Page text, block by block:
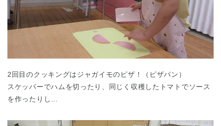
2回目のクッキングはジャガイモのピザ！（ピザパン）
スケッパーでハムを切ったり、同じく収穫したトマトでソース
を作ったりし…